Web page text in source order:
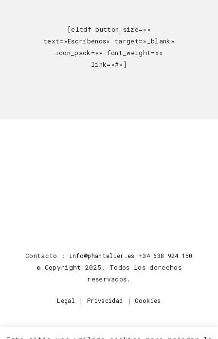
[eltdf_button size=»»
text=»Escríbenos» target=»_blank»
icon_pack=»» font_weight=»»
link=»#»]
Contacto : info@phantelier.es +34 638 924 150
© Copyright 2025. Todos los derechos
reservados.
Legal |Privacidad |Cookies